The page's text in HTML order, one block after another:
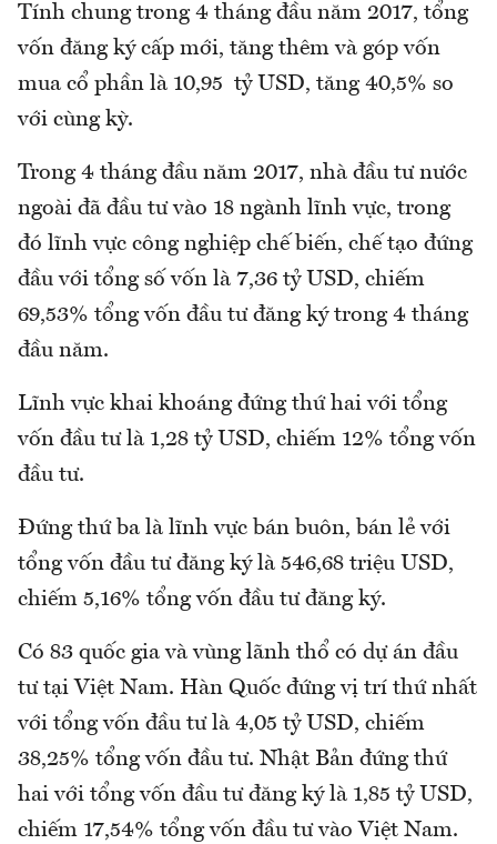
Tính chung trong 4 tháng đầu năm 2017, tổng
vốn đăng ký cấp mới, tăng thêm và góp vốn
mua cổ phần là 10,95 tỷ USD, tăng 40,5% so
với cùng kỳ.
Trong 4 tháng đầu năm 2017, nhà đầu tư nước
ngoài đã đầu tư vào 18 ngành lĩnh vực, trong
đó lĩnh vực công nghiệp chế biến, chế tạo đứng
đầu với tổng số vốn là 7,36 tỷ USD, chiếm
69,53% tổng vốn đầu tư đăng ký trong 4 tháng
đầu năm.
Lĩnh vực khai khoáng đứng thứ hai với tổng
vốn đầu tư là 1,28 tỷ USD, chiếm 12% tổng vốn
đầu tư.
Đứng thứ ba là lĩnh vực bán buôn, bán lẻ với
tổng vốn đầu tư đăng ký là 546,68 triệu USD,
chiếm 5,16% tổng vốn đầu tư đăng ký.
Có 83 quốc gia và vùng lãnh thổ có dự án đầu
tư tại Việt Nam. Hàn Quốc đứng vị trí thứ nhất
với tổng vốn đầu tư là 4,05 tỷ USD, chiếm
38,25% tổng vốn đầu tư. Nhật Bản đứng thứ
hai với tổng vốn đầu tư đăng ký là 1,85 tỷ USD,
chiếm 17,54% tổng vốn đầu tư vào Việt Nam.